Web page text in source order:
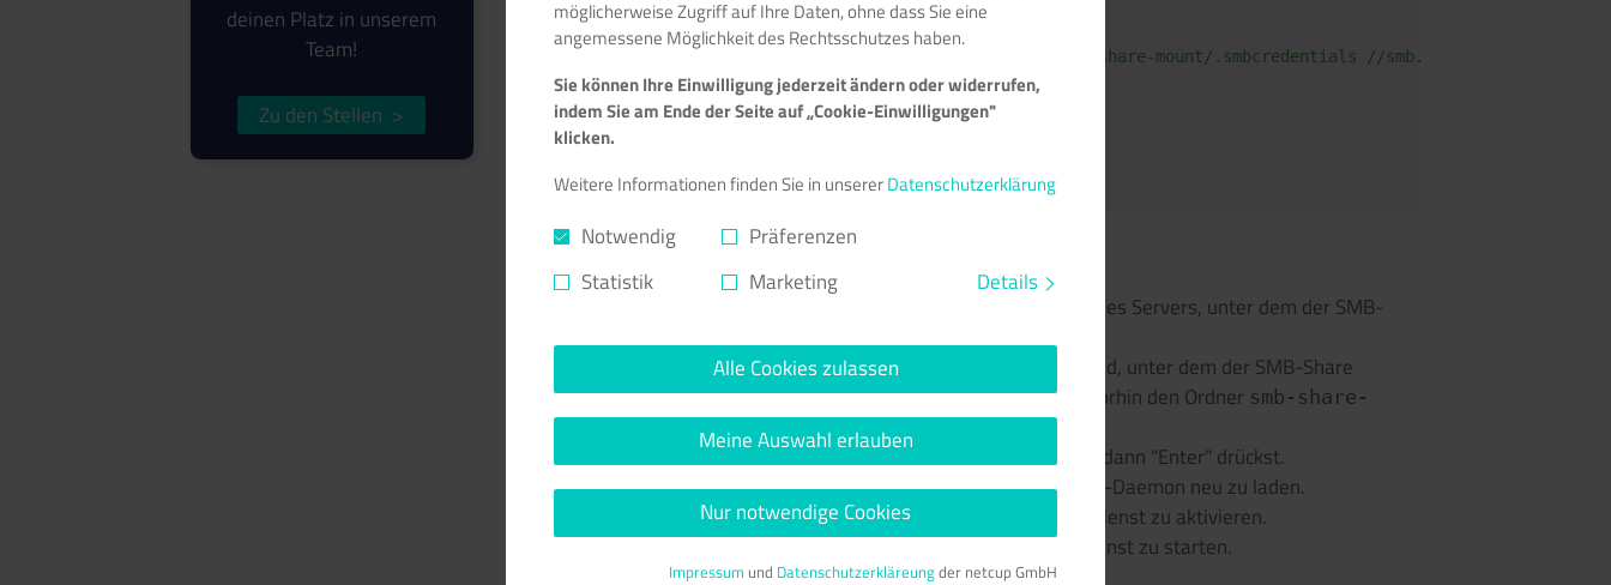
deinen Platz in unserem
Team!
Zu den Stellen >
WorkingDirectory= /root/
User =root
mount -t cifs -o credentials=/root/smb-share-mount/.smbcredentials //smb.example.com/user/ /
RemainAfterExit=true
Type=oneshot
WantedBy=multi-user.target
Ersetze [USER]durch deinen Benutzernamen.
durch den Namen des Servers, unter dem der SMB-
Share erreichbar ist.
/root/smb-share-mount/
(x2) durch den Pfad, unter dem der SMB-Share
gemountet werden soll. - Das ist der Ordner in dem du vorhin den Ordner smb-share-
erstellt hast.
Verlasse die Datei, indem du "Strg + X" und dann "Y" und dann "Enter" drückst.
Gibsystemctl daemon-reloadein, um den systemd-Daemon neu zu laden.
systemctl enable smb-connect
ein, um den Dienst zu aktivieren.
Gib
ein, um den Dienst zu starten.
möglicherweise Zugriff auf Ihre Daten, ohne dass Sie eine
angemessene Möglichkeit des Rechtsschutzes haben.
Sie können Ihre Einwilligung jederzeit ändern oder widerrufen,
indem Sie am Ende der Seite auf „Cookie-Einwilligungen"
klicken.
Weitere Informationen finden Sie in unsererDatenschutzerklärung
Notwendig
Präferenzen
Statistik
Marketing Details
Alle Cookies zulassen
Meine Auswahl erlauben
Nur notwendige Cookies
Impressum und Datenschutzerkläreungder netcup GmbH